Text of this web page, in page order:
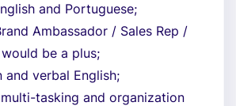
and Portuguese;
Ambassador / Sales Rep /
be a plus;
and verbal English;
tasking and organization